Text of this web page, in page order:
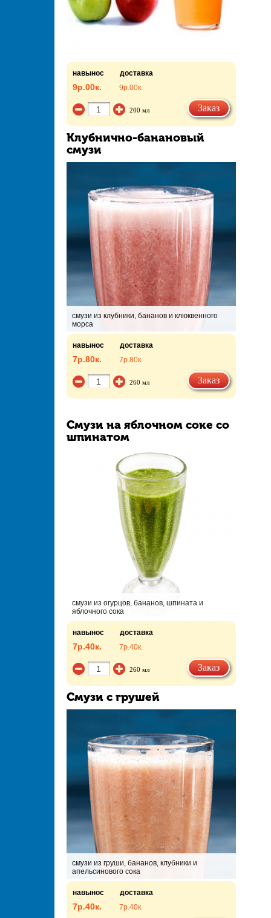
навынос доставка
9р.00к. 9р.00к.
200 мл Заказ
Клубнично-банановый
смузи
смузи из клубники, бананов и клюквенного
морса
навынос доставка
7р.80к. 7р.80к.
260 мл Заказ
Смузи на яблочном соке со
шпинатом
смузи из огурцов, бананов, шпината и
яблочного сока
навынос доставка
7р.40к. 7р.40к.
260 мл Заказ
Смузи с грушей
смузи из груши, бананов, клубники и
апельсинового сока
навынос доставка
7р.40к. 7р.40к.